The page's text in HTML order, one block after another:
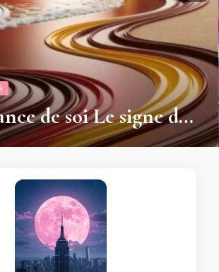
Connaissance de soi Le signe du Cancer a une importance capitale suivant votre année de naissance